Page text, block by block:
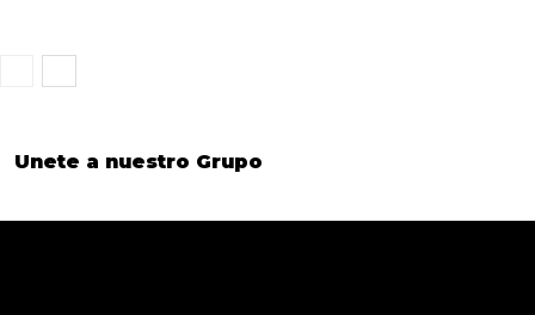
Unete a nuestro Grupo